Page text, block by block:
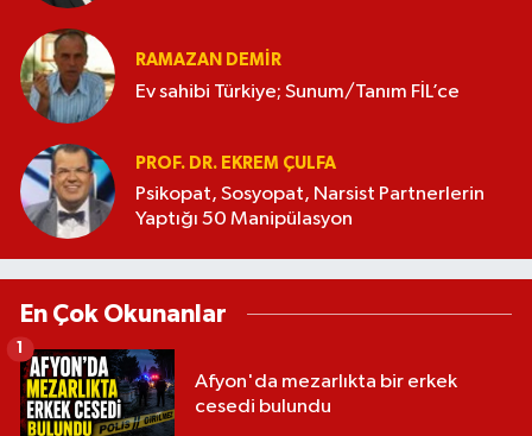
RAMAZAN DEMİR
Ev sahibi Türkiye; Sunum/Tanım FİL’ce
PROF. DR. EKREM ÇULFA
Psikopat, Sosyopat, Narsist Partnerlerin
Yaptığı 50 Manipülasyon
En Çok Okunanlar
Afyon'da mezarlıkta bir erkek
cesedi bulundu
1